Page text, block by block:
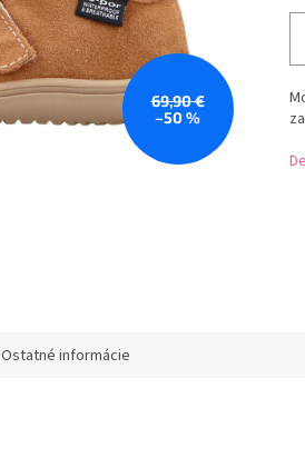
69,90 €
–50 %
Ostatné informácie